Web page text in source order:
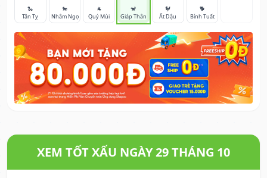
🐍
Tân Tỵ
🐎
Nhâm Ngọ
🐐
Quý Mùi
🐒
Giáp Thân
🐓
Ất Dậu
🐕
Bính Tuất
XEM TỐT XẤU NGÀY 29 THÁNG 10